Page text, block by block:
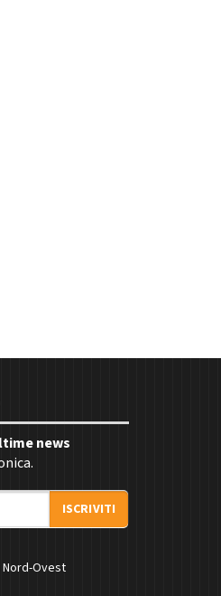
news
ISCRIVITI
Ovest